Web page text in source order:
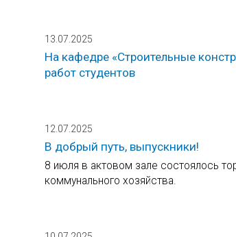
13.07.2025
На кафедре «Строительные
работ студентов
12.07.2025
В добрый путь, выпускники!
8 июля в актовом зале состоялось
коммунального хозяйства.